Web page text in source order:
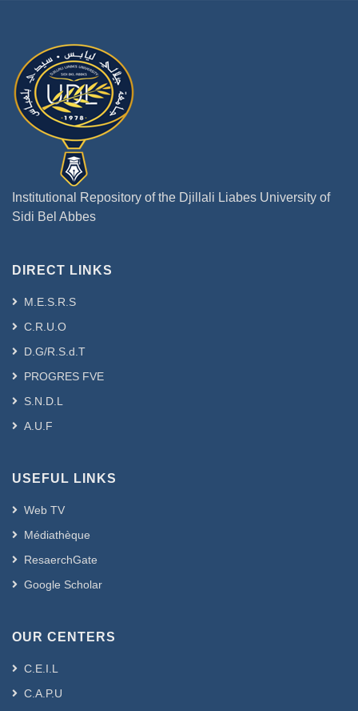
Institutional Repository of the Djillali Liabes University of
Sidi Bel Abbes
DIRECT LINKS
M.E.S.R.S
C.R.U.O
D.G/R.S.d.T
PROGRES FVE
S.N.D.L
A.U.F
USEFUL LINKS
Web TV
Médiathèque
ResaerchGate
Google Scholar
OUR CENTERS
C.E.I.L
C.A.P.U